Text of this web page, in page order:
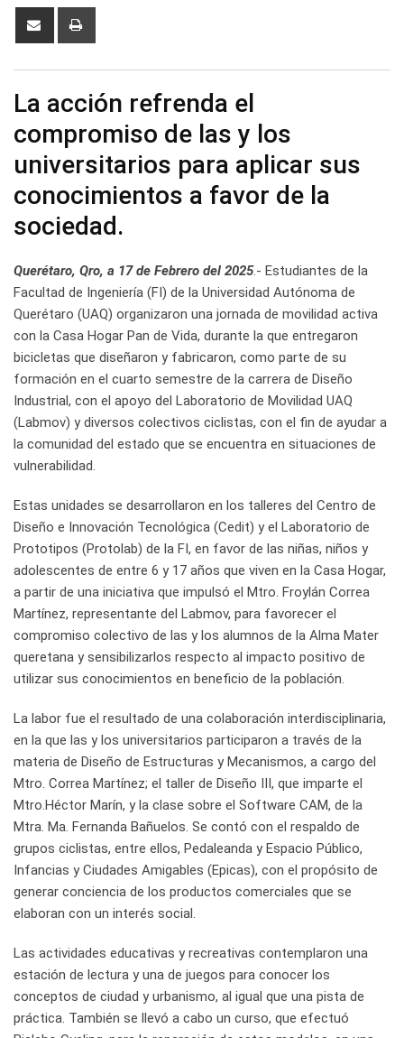
Share
La acción refrenda el
compromiso de las y los
universitarios para aplicar sus
conocimientos a favor de la
sociedad.
Querétaro, Qro, a 17 de Febrero del 2025.- Estudiantes de la
Facultad de Ingeniería (FI) de la Universidad Autónoma de
Querétaro (UAQ) organizaron una jornada de movilidad activa
con la Casa Hogar Pan de Vida, durante la que entregaron
bicicletas que diseñaron y fabricaron, como parte de su
formación en el cuarto semestre de la carrera de Diseño
Industrial, con el apoyo del Laboratorio de Movilidad UAQ
(Labmov) y diversos colectivos ciclistas, con el fin de ayudar a
la comunidad del estado que se encuentra en situaciones de
vulnerabilidad.
Estas unidades se desarrollaron en los talleres del Centro de
Diseño e Innovación Tecnológica (Cedit) y el Laboratorio de
Prototipos (Protolab) de la FI, en favor de las niñas, niños y
adolescentes de entre 6 y 17 años que viven en la Casa Hogar,
a partir de una iniciativa que impulsó el Mtro. Froylán Correa
Martínez, representante del Labmov, para favorecer el
compromiso colectivo de las y los alumnos de la Alma Mater
queretana y sensibilizarlos respecto al impacto positivo de
utilizar sus conocimientos en beneficio de la población.
La labor fue el resultado de una colaboración interdisciplinaria,
en la que las y los universitarios participaron a través de la
materia de Diseño de Estructuras y Mecanismos, a cargo del
Mtro. Correa Martínez; el taller de Diseño III, que imparte el
Mtro.Héctor Marín, y la clase sobre el Software CAM, de la
Mtra. Ma. Fernanda Bañuelos. Se contó con el respaldo de
grupos ciclistas, entre ellos, Pedaleanda y Espacio Público,
Infancias y Ciudades Amigables (Epicas), con el propósito de
generar conciencia de los productos comerciales que se
elaboran con un interés social.
Las actividades educativas y recreativas contemplaron una
estación de lectura y una de juegos para conocer los
conceptos de ciudad y urbanismo, al igual que una pista de
práctica. También se llevó a cabo un curso, que efectuó